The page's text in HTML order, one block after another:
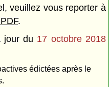
veuillez vous reporter à
.
jour du 17 octobre 2018
édictées après le